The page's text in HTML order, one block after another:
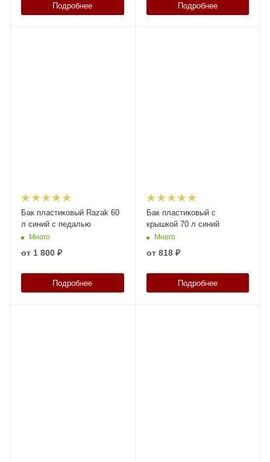
Подробнее Подробнее
Бак пластиковый Razak 60
л синий с педалью
Много
от 1 800 ₽
Подробнее
Бак пластиковый с
крышкой 70 л синий
Много
от 818 ₽
Подробнее